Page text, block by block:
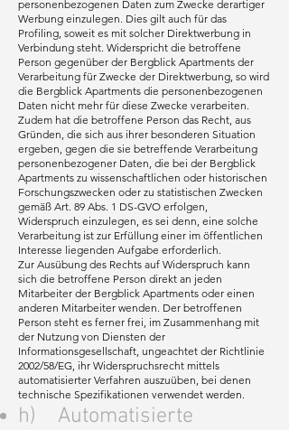
personenbezogenen Daten zum Zwecke derartiger
Werbung einzulegen. Dies gilt auch für das
Profiling, soweit es mit solcher Direktwerbung in
Verbindung steht. Widerspricht die betroffene
Person gegenüber der Bergblick Apartments der
Verarbeitung für Zwecke der Direktwerbung, so wird
die Bergblick Apartments die personenbezogenen
Daten nicht mehr für diese Zwecke verarbeiten.
Zudem hat die betroffene Person das Recht, aus
Gründen, die sich aus ihrer besonderen Situation
ergeben, gegen die sie betreffende Verarbeitung
personenbezogener Daten, die bei der Bergblick
Apartments zu wissenschaftlichen oder historischen
Forschungszwecken oder zu statistischen Zwecken
gemäß Art. 89 Abs. 1 DS-GVO erfolgen,
Widerspruch einzulegen, es sei denn, eine solche
Verarbeitung ist zur Erfüllung einer im öffentlichen
Interesse liegenden Aufgabe erforderlich.
Zur Ausübung des Rechts auf Widerspruch kann
sich die betroffene Person direkt an jeden
Mitarbeiter der Bergblick Apartments oder einen
anderen Mitarbeiter wenden. Der betroffenen
Person steht es ferner frei, im Zusammenhang mit
der Nutzung von Diensten der
Informationsgesellschaft, ungeachtet der Richtlinie
2002/58/EG, ihr Widerspruchsrecht mittels
automatisierter Verfahren auszuüben, bei denen
technische Spezifikationen verwendet werden.
h) Automatisierte